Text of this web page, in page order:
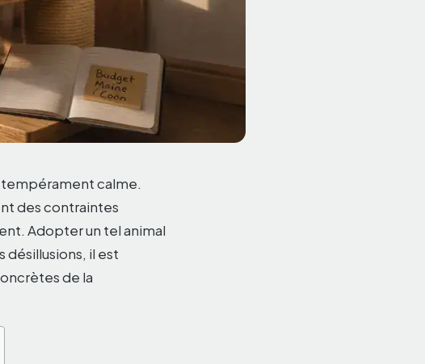
tempérament calme.
des contraintes
Adopter un tel animal
désillusions, il est
de la